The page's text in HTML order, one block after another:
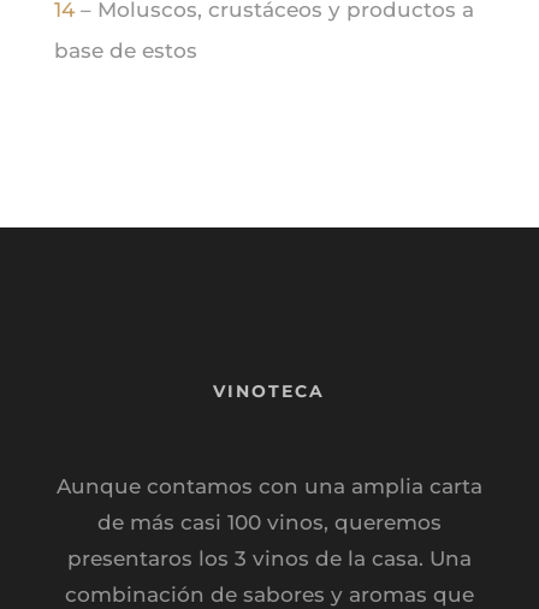
14 – Moluscos, crustáceos y productos a
base de estos
VINOTECA
Aunque contamos con una amplia carta
de más casi 100 vinos, queremos
presentaros los 3 vinos de la casa. Una
combinación de sabores y aromas que